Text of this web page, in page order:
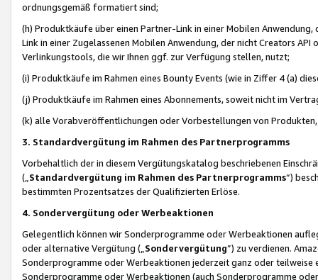
ordnungsgemäß formatiert sind;
(h) Produktkäufe über einen Partner-Link in einer Mobilen
Link in einer Zugelassenen Mobilen Anwendung, der nicht Creators
Verlinkungstools, die wir Ihnen ggf. zur Verfügung stellen, nutzt;
(i) Produktkäufe im Rahmen eines Bounty Events (wie in Ziffer 4 (a)
(j) Produktkäufe im Rahmen eines Abonnements, soweit nicht im
(k) alle Vorabveröffentlichungen oder Vorbestellungen von
3. Standardvergütung im Rahmen des Partnerprogramms
Vorbehaltlich der in diesem Vergütungskatalog beschriebenen
(„ Standardvergütung im Rahmen des Partnerprogramms“)
bestimmten Prozentsatzes der Qualifizierten Erlöse.
4. Sondervergütung oder Werbeaktionen
Gelegentlich können wir Sonderprogramme oder Werbeaktionen
oder alternative Vergütung („ Sondervergütung”) zu verdienen.
Sonderprogramme oder Werbeaktionen jederzeit ganz oder
Sonderprogramme oder Werbeaktionen (auch Sonderprogramme